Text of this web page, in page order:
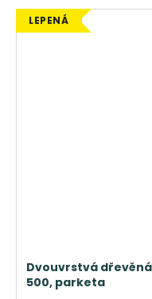
LEPENÁ
Dvouvrstvá
500, parketa